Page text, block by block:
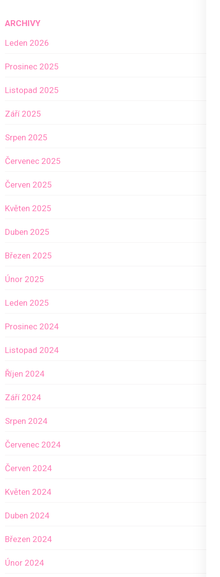
ARCHIVY
Leden 2026
Prosinec 2025
Listopad 2025
Září 2025
Srpen 2025
Červenec 2025
Červen 2025
Květen 2025
Duben 2025
Březen 2025
Únor 2025
Leden 2025
Prosinec 2024
Listopad 2024
Říjen 2024
Září 2024
Srpen 2024
Červenec 2024
Červen 2024
Květen 2024
Duben 2024
Březen 2024
Únor 2024